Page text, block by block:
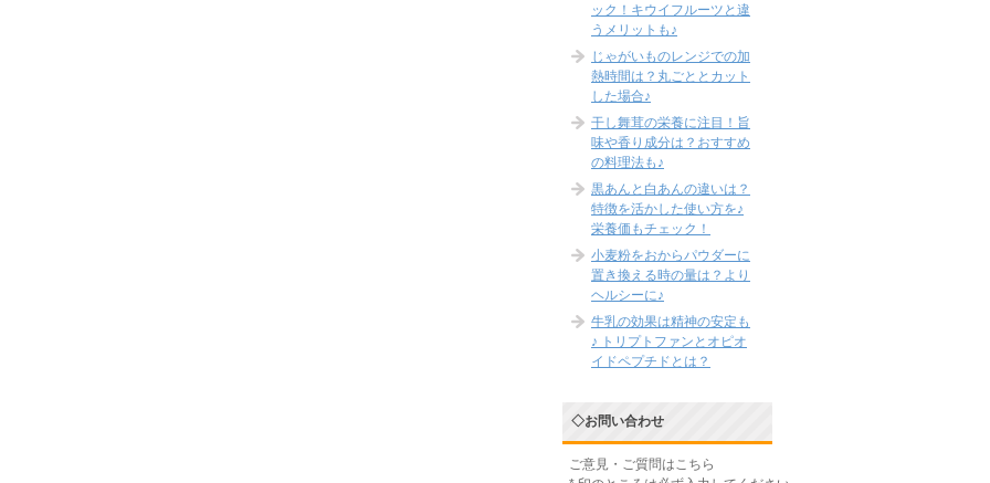
ック！キウイフルーツと違
うメリットも♪
じゃがいものレンジでの加
熱時間は？丸ごととカット
した場合♪
干し舞茸の栄養に注目！旨
味や香り成分は？おすすめ
の料理法も♪
黒あんと白あんの違いは？
特徴を活かした使い方を♪
栄養価もチェック！
小麦粉をおからパウダーに
置き換える時の量は？より
ヘルシーに♪
牛乳の効果は精神の安定も
♪ トリプトファンとオピオ
イドペプチドとは？
◇お問い合わせ
ご意見・ご質問はこちら